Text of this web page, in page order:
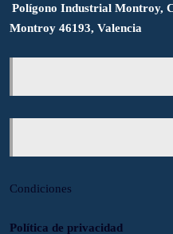
Polígono Industrial Montroy,
Montroy 46193, Valencia
Condiciones
Política de privacidad